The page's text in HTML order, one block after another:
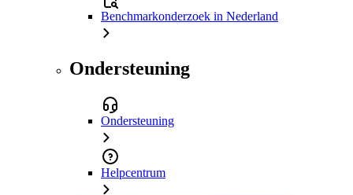
Benchmarkonderzoek in Nederland
Ondersteuning
Ondersteuning
Helpcentrum